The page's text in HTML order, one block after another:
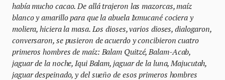
había mucho cacao. De allá trajeron las mazorcas, maíz
blanco y amarillo para que la abuela Ixmucané cociera y
moliera, hiciera la masa. Los dioses, varios dioses, dialogaron,
conversaron, se pusieron de acuerdo y concibieron cuatro
primeros hombres de maíz: Balam Quitzé, Balam-Acab,
jaguar de la noche, Iqui Balam, jaguar de la luna, Majucutah,
jaguar despeinado, y del sueño de esos primeros hombres